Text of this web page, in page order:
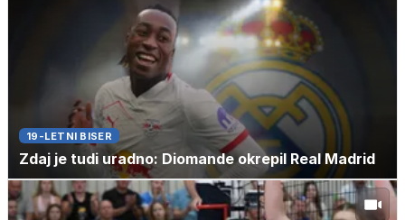
19-LETNI BISER
Zdaj je tudi uradno: Diomande okrepil Real Madrid